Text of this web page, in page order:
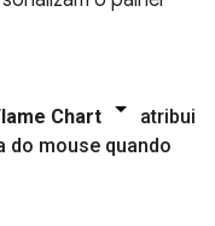
Chart
atribui
do mouse quando